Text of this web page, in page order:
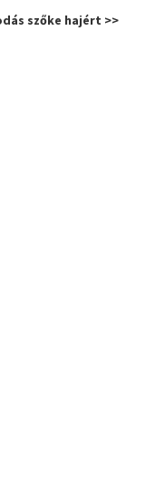
szőke hajért >>